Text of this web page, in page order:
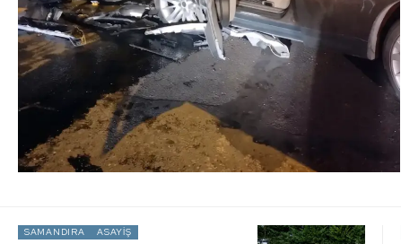
SAMANDIRA ASAYIŞ